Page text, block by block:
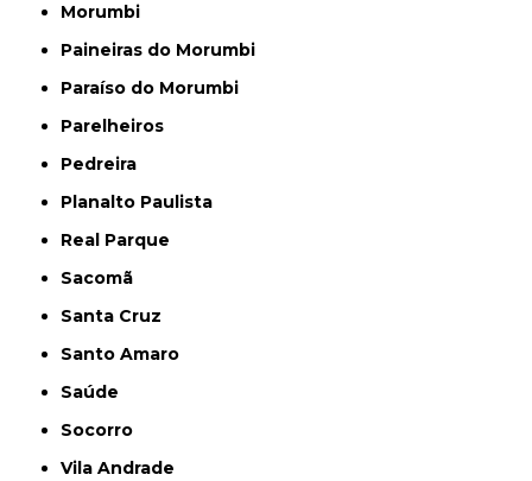
Morumbi
Paineiras do Morumbi
Paraíso do Morumbi
Parelheiros
Pedreira
Planalto Paulista
Real Parque
Sacomã
Santa Cruz
Santo Amaro
Saúde
Socorro
Vila Andrade